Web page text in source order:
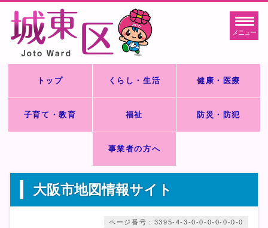
メニュー
トップ くらし・生活 健康・医療
子育て・教育 福祉 防災・防犯
事業者の方へ
大阪市地図情報サイト
ページ番号：3395-4-3-0-0-0-0-0-0-0